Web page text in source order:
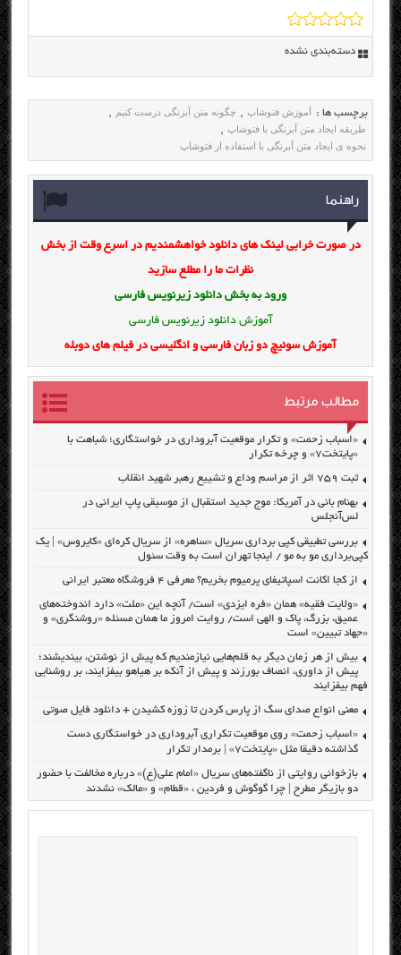
دسته‌بندی نشده
برچسب ها : آموزش فتوشاپ , چگونه متن آبرنگی درست کنیم ,
طریقه ایجاد متن آبرنگی با فتوشاپ ,
نحوه ی ایجاد متن آبرنگی با استفاده از فتوشاپ
راهنما
در صورت خرابی لینک های دانلود خواهشمندیم در اسرع وقت از بخش
نظرات ما را مطلع سازید
ورود به بخش دانلود زیرنویس فارسی
آموزش دانلود زیرنویس فارسی
آموزش سوئیچ دو زبان فارسی و انگلیسی در فیلم های دوبله
مطالب مرتبط
«اسباب زحمت» و تکرار موقعیت آبروداری در خواستگاری؛ شباهت با
«پایتخت۷» و چرخه تکرار
ثبت ۷۵۹ اثر از مراسم وداع و تشییع رهبر شهید انقلاب
بهنام بانی در آمریکا: موج جدید استقبال از موسیقی پاپ ایرانی در
لس‌آنجلس
بررسی تطبیقی کپی برداری سریال «ساهره» از سریال کره‌ای «کایروس» | یک
کپی‌برداری مو به مو / اینجا تهران است به وقت سئول
از کجا اکانت اسپاتیفای پرمیوم بخریم؟ معرفی ۴ فروشگاه معتبر ایرانی
«ولایت فقیه» همان «فره ایزدی» است/ آنچه این «ملت» دارد اندوخته‌های
عمیق، بزرگ، پاک و الهی است/ روایت امروز ما همان مسئله «روشنگری» و
«جهاد تبیین» است
بیش از هر زمان دیگر به قلم‌هایی نیازمندیم که پیش از نوشتن، بیندیشند؛
پیش از داوری، انصاف بورزند و پیش از آنکه بر هیاهو بیفزایند، بر روشنایی
فهم بیفزایند
معنی انواع صدای سگ از پارس کردن تا زوزه کشیدن + دانلود فایل صوتی
«اسباب زحمت» روی موقعیت تکراری آبروداری در خواستگاری دست
گذاشته دقیقا مثل «پایتخت۷» | برمدار تکرار
بازخوانی روایتی از ناگفته‌های سریال «امام علی(ع)» درباره مخالفت با حضور
دو بازیگر مطرح | چرا گوگوش و فردین ، «قطام» و «مالک» نشدند